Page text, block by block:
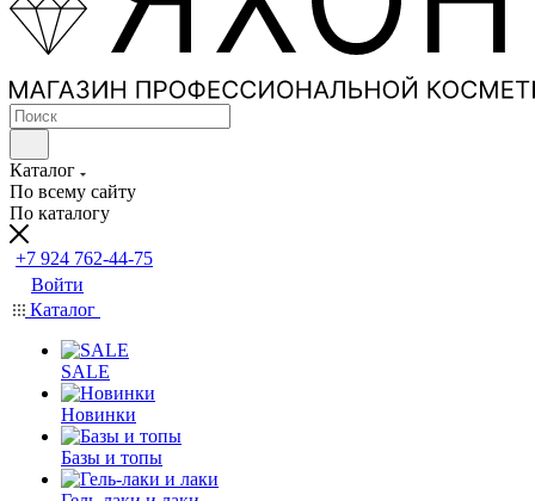
Каталог
По всему сайту
По каталогу
+7 924 762-44-75
Войти
Каталог
SALE
Новинки
Базы и топы